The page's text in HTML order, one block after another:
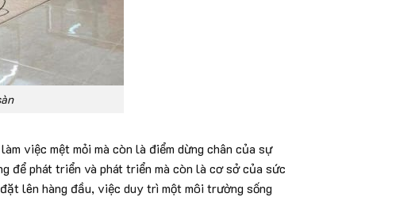
việc mệt mỏi mà còn là điểm dừng chân của sự
để phát triển và phát triển mà còn là cơ sở của sức
lên hàng đầu, việc duy trì một môi trường sống